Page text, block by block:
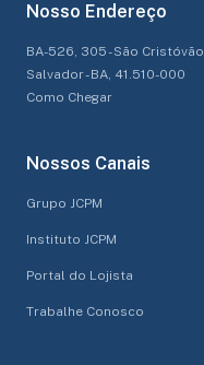
Nosso Endereço
BA-526, 305 - São Cristóvão
Salvador - BA, 41.510-000
Como Chegar
Nossos Canais
Grupo JCPM
Instituto JCPM
Portal do Lojista
Trabalhe Conosco